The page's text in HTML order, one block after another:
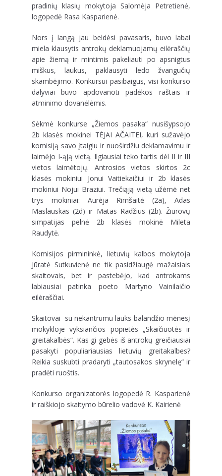
pradinių klasių mokytoja Salomėja Petretienė,
logopedė Rasa Kasparienė.
Nors į langą jau beldėsi pavasaris, buvo labai
miela klausytis antrokų deklamuojamų eilėraščių
apie žiemą ir mintimis pakeliauti po apsnigtus
miškus, laukus, paklausyti ledo žvangučių
skambėjimo. Konkursui pasibaigus, visi konkurso
dalyviai buvo apdovanoti padėkos raštais ir
atminimo dovanėlėmis.
Sėkmė konkurse „Žiemos pasaka“ nusišypsojo
2b klasės mokinei TĖJAI AČAITEI, kuri sužavėjo
komisiją savo įtaigiu ir nuoširdžiu deklamavimu ir
laimėjo I-ąją vietą. Ilgiausiai teko tartis dėl II ir III
vietos laimėtojų. Antrosios vietos skirtos 2c
klasės mokiniui Jonui Vaitiekaičiui ir 2b klasės
mokiniui Nojui Braziui. Trečiąją vietą užėmė net
trys mokiniai: Aurėja Rimšaitė (2a), Adas
Maslauskas (2d) ir Matas Radžius (2b). Žiūrovų
simpatijas pelnė 2b klasės mokinė Mileta
Raudytė.
Komisijos pirmininkė, lietuvių kalbos mokytoja
Jūratė Sutkuvienė ne tik pasidžiaugė mažaisiais
skaitovais, bet ir pastebėjo, kad antrokams
labiausiai patinka poeto Martyno Vainilaičio
eilėraščiai.
Skaitovai su nekantrumu lauks balandžio mėnesį
mokykloje vyksiančios popietės „Skaičiuotės ir
greitakalbės“. Kas gi gebės iš antrokų greičiausiai
pasakyti populiariausias lietuvių greitakalbes?
Reikia suskubti pradaryti „tautosakos skrynelę“ ir
pradėti ruoštis.
Konkurso organizatorės logopedė R. Kasparienė
ir raiškiojo skaitymo būrelio vadovė K. Kairienė